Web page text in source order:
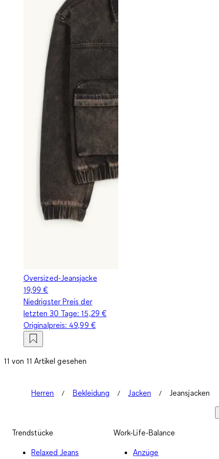
Oversized-Jeansjacke
19,99 €
Niedrigster Preis der
letzten 30 Tage:15,29 €
Originalpreis: 49,99 €
11 von 11 Artikel gesehen
Herren Bekleidung Jacken Jeansjacken
Trendstücke
Relaxed Jeans
Work-Life-Balance
Anzüge